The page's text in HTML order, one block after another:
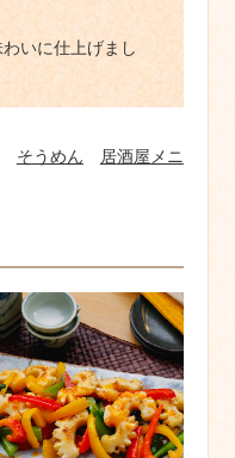
いに仕上げまし
そうめん
居酒屋メニ